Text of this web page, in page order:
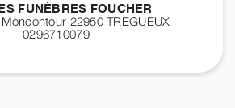
FUNÈBRES FOUCHER
22950TREGUEUX
0296710079